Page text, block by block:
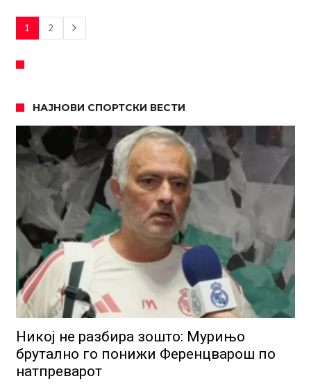
1 2
НАЈНОВИ СПОРТСКИ ВЕСТИ
Никој не разбира зошто: Мурињо
брутално го понижи Ференцварош по
натпреварот